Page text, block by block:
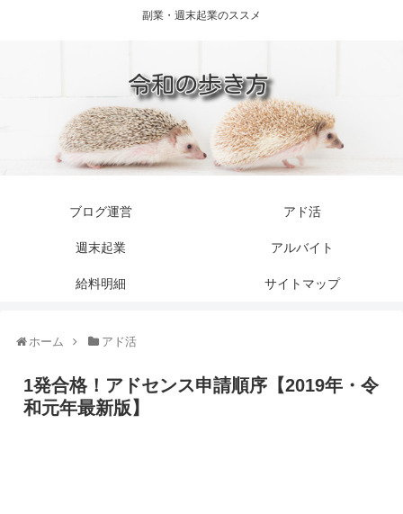
副業・週末起業のススメ
ブログ運営 アド活
週末起業 アルバイト
給料明細 サイトマップ
ホーム アド活
1発合格！アドセンス申請順序【2019年・令
和元年最新版】